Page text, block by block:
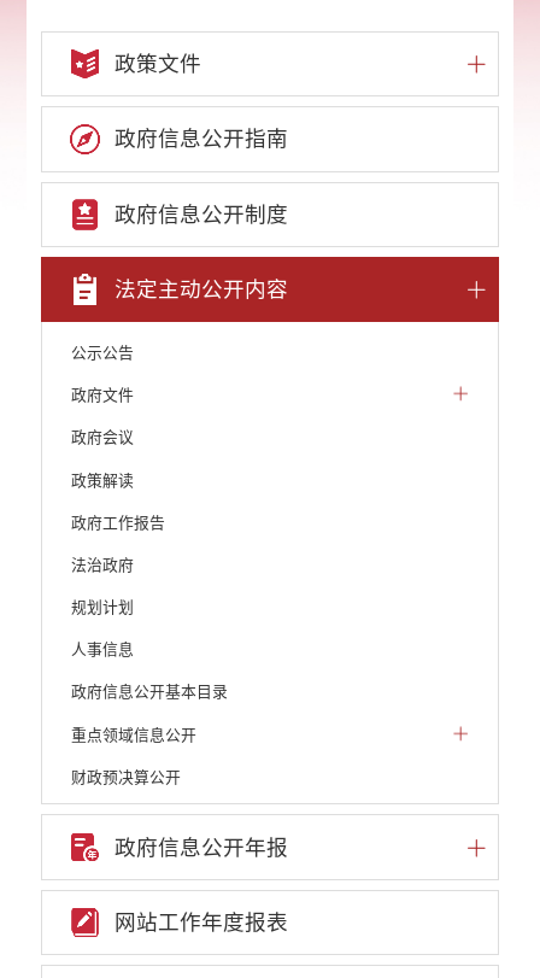
政策文件
政府信息公开指南
政府信息公开制度
法定主动公开内容
公示公告
政府文件
政府会议
政策解读
政府工作报告
法治政府
规划计划
人事信息
政府信息公开基本目录
重点领域信息公开
财政预决算公开
人大建议和政协提案
机构职能
权责清单
政府信息公开年报
网站工作年度报表